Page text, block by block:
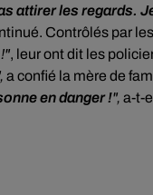
attirer les regards.
Contrôlés par
, leur ont dit les
a confié la mère de
en danger !", a-t-